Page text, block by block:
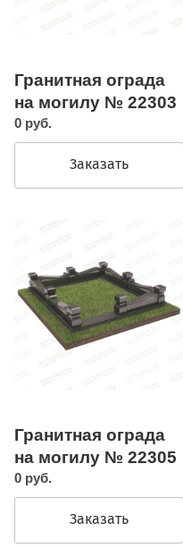
Гранитная ограда
на могилу № 22303
0 руб.
Заказать
Гранитная ограда
на могилу № 22305
0 руб.
Заказать